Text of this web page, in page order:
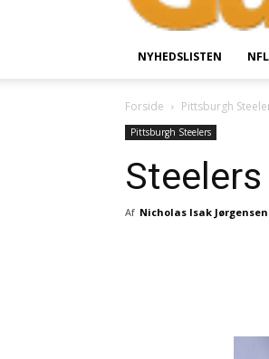
NYHEDSLISTEN NFL
Forside Pittsburgh
Pittsburgh Steelers
Af Nicholas Isak Jørgensen